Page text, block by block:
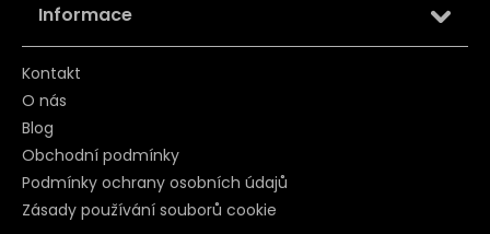
Informace
Kontakt
O nás
Blog
Obchodní podmínky
Podmínky ochrany osobních údajů
Zásady používání souborů cookie